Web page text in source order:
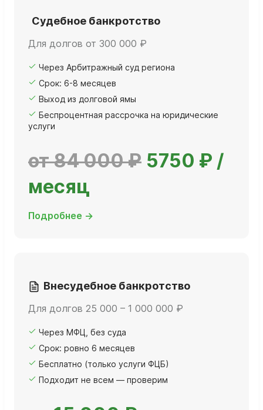
Судебное банкротство
Для долгов от 300 000 ₽
Через Арбитражный суд региона
Срок: 6-8 месяцев
Выход из долговой ямы
Беспроцентная рассрочка на юридические
услуги
от 84 000 ₽ 5750 ₽ /
месяц
Подробнее →
Внесудебное банкротство
Для долгов 25 000 – 1 000 000 ₽
Через МФЦ, без суда
Срок: ровно 6 месяцев
Бесплатно (только услуги ФЦБ)
Подходит не всем — проверим